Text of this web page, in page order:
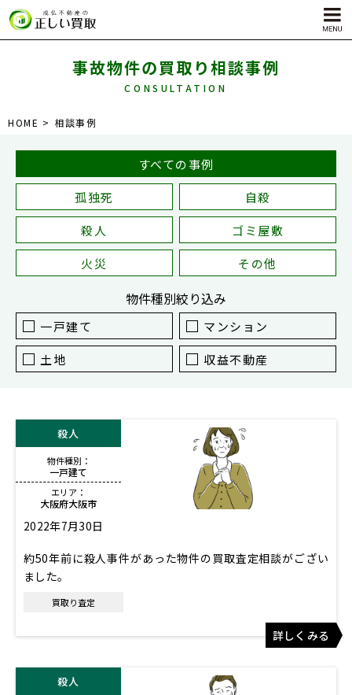
サービス内容
自殺物件買取
殺人物件買取
ゴミ屋敷物件買取
対応エリア
事故物件の買取り相談事例
CONSULTATION
HOME 相談事例
すべての事例
孤独死
自殺
殺人
ゴミ屋敷
火災
その他
物件種別絞り込み
一戸建て
マンション
土地
収益不動産
殺人
物件種別：
一戸建て
エリア：
大阪府大阪市
2022年7月30日
約50年前に殺人事件があった物件の買取査定相談がござい
ました。
買取り査定
詳しくみる
殺人